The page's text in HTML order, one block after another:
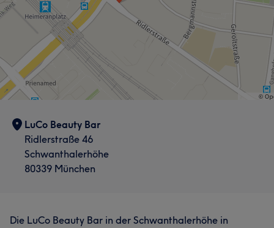
LuCo Beauty Bar
Ridlerstraße 46
Schwanthalerhöhe
80339 München
Die LuCo Beauty Bar in der Schwanthalerhöhe in